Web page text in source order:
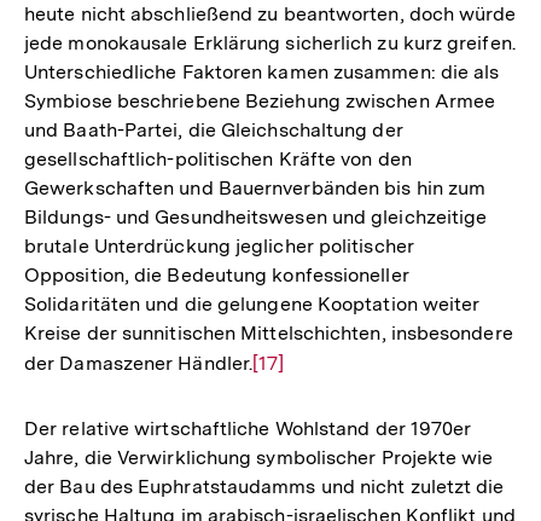
heute nicht abschließend zu beantworten, doch würde
jede monokausale Erklärung sicherlich zu kurz greifen.
Unterschiedliche Faktoren kamen zusammen: die als
Symbiose beschriebene Beziehung zwischen Armee
und Baath-Partei, die Gleichschaltung der
gesellschaftlich-politischen Kräfte von den
Gewerkschaften und Bauernverbänden bis hin zum
Bildungs- und Gesundheitswesen und gleichzeitige
brutale Unterdrückung jeglicher politischer
Opposition, die Bedeutung konfessioneller
Solidaritäten und die gelungene Kooptation weiter
Kreise der sunnitischen Mittelschichten, insbesondere
der Damaszener Händler.Zur
der
Fußnote
[17]
Der relative wirtschaftliche Wohlstand der 1970er
Jahre, die Verwirklichung symbolischer Projekte wie
der Bau des Euphratstaudamms und nicht zuletzt die
syrische Haltung im arabisch-israelischen Konflikt und
Zum